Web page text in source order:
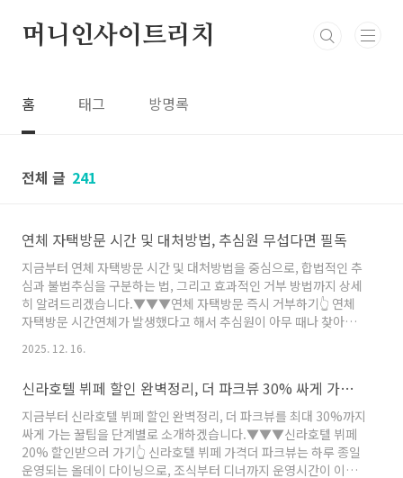
머니인사이트리치
홈 태그 방명록
전체 글 241
연체 자택방문 시간 및 대처방법, 추심원 무섭다면 필독
지금부터 연체 자택방문 시간 및 대처방법을 중심으로, 합법적인 추
심과 불법추심을 구분하는 법, 그리고 효과적인 거부 방법까지 상세
히 알려드리겠습니다.▼▼▼연체 자택방문 즉시 거부하기👆​ 연체
자택방문 시간연체가 발생했다고 해서 추심원이 아무 때나 찾아올
자택방문은 엄격히 제한되어 있습니다.🔹허용 시간 : 오전 8시부터
로 동의한 경우만 예외 인정)🔹방문 횟수 제한 : 하루 한 번 이상 반복
방문 불가이 기준을 어기고 야간이나 새벽에 방문하거나, 가족이나
이웃에게 연체 사실을 언급하는 행위는 모두 불법입니다. 또한 추심
원이 방문할 때는 반드시 사전에 통보해야 하며..
2025. 12. 16.
신라호텔 뷔페 할인 완벽정리, 더 파크뷰 30% 싸게 가는 꿀팁
지금부터 신라호텔 뷔페 할인 완벽정리, 더 파크뷰를 최대 30%까지
싸게 가는 꿀팁을 단계별로 소개하겠습니다.▼▼▼신라호텔 뷔페
20% 할인받으러 가기👆​ 신라호텔 뷔페 가격더 파크뷰는 하루 종일
운영되는 올데이 다이닝으로, 조식부터 디너까지 운영시간이 이어